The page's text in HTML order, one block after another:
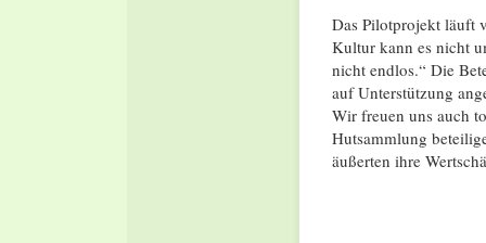
Das Pilotprojekt läuft
Kultur kann es nicht
nicht endlos.“ Die
auf Unterstützung
Wir freuen uns auch
Hutsammlung
äußerten ihre